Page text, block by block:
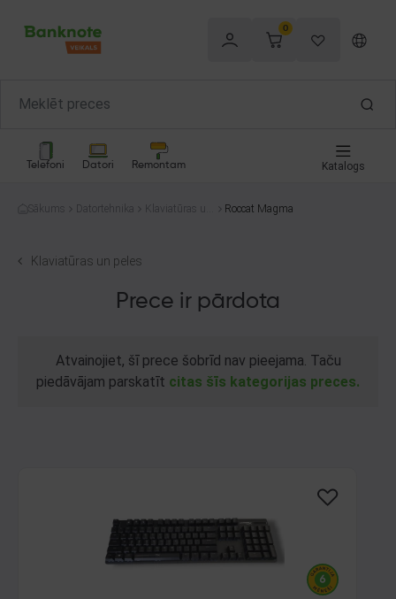
0
Telefoni Datori Remontam Katalogs
Sākums Datortehnika
Klaviatūras un
Roccat Magma
Klaviatūras un peles
Prece ir pārdota
Atvainojiet, šī prece šobrīd nav pieejama. Taču
piedāvājam parskatīt citas šīs kategorijas preces.